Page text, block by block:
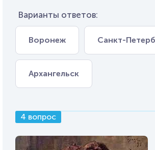
Варианты ответов:
Воронеж Санкт-
Архангельск
4 вопрос